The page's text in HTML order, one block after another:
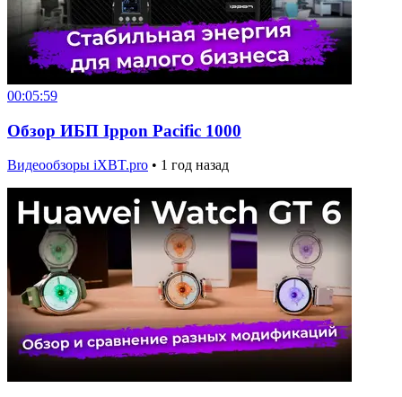
00:05:59
Обзор ИБП Ippon Pacific 1000
Видеообзоры iXBT.pro • 1 год назад